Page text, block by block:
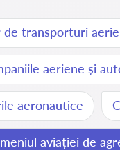
transporturi
aeriene și
aeronautice
aviației de